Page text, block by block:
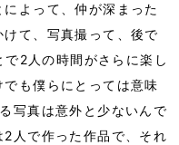
よって、仲が深まった
て、写真撮って、後で
2人の時間がさらに楽し
も僕らにとっては意味
写真は意外と少ないんで
人で作った作品で、それ